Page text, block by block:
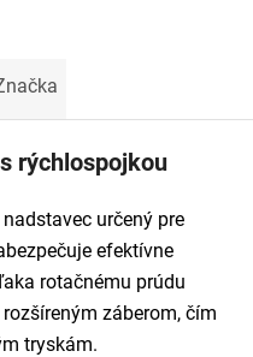
rýchlospojkou
určený pre
efektívne
rotačnému prúdu
záberom, čím
tryskám.